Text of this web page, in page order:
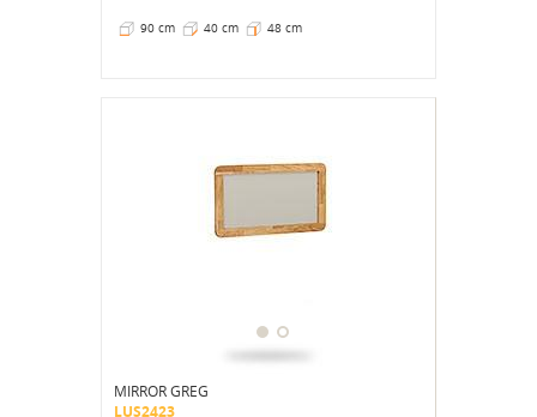
90 cm 40 cm 48 cm
MIRROR GREG
LUS2423